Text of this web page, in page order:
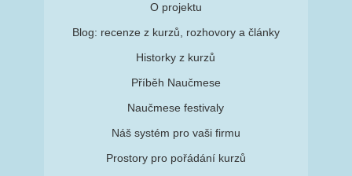
O projektu
Blog: recenze z kurzů, rozhovory a články
Historky z kurzů
Příběh Naučmese
Naučmese festivaly
Náš systém pro vaši firmu
Prostory pro pořádání kurzů